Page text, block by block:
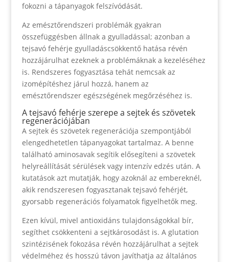
fokozni a tápanyagok felszívódását.
Az emésztőrendszeri problémák gyakran
összefüggésben állnak a gyulladással; azonban a
tejsavó fehérje gyulladáscsökkentő hatása révén
hozzájárulhat ezeknek a problémáknak a kezeléséhez
is. Rendszeres fogyasztása tehát nemcsak az
izomépítéshez járul hozzá, hanem az
emésztőrendszer egészségének megőrzéséhez is.
A tejsavó fehérje szerepe a sejtek és szövetek
regenerációjában
A sejtek és szövetek regenerációja szempontjából
elengedhetetlen tápanyagokat tartalmaz. A benne
található aminosavak segítik elősegíteni a szövetek
helyreállítását sérülések vagy intenzív edzés után. A
kutatások azt mutatják, hogy azoknál az embereknél,
akik rendszeresen fogyasztanak tejsavó fehérjét,
gyorsabb regenerációs folyamatok figyelhetők meg.
Ezen kívül, mivel antioxidáns tulajdonságokkal bír,
segíthet csökkenteni a sejtkárosodást is. A glutation
szintézisének fokozása révén hozzájárulhat a sejtek
védelméhez és hosszú távon javíthatja az általános